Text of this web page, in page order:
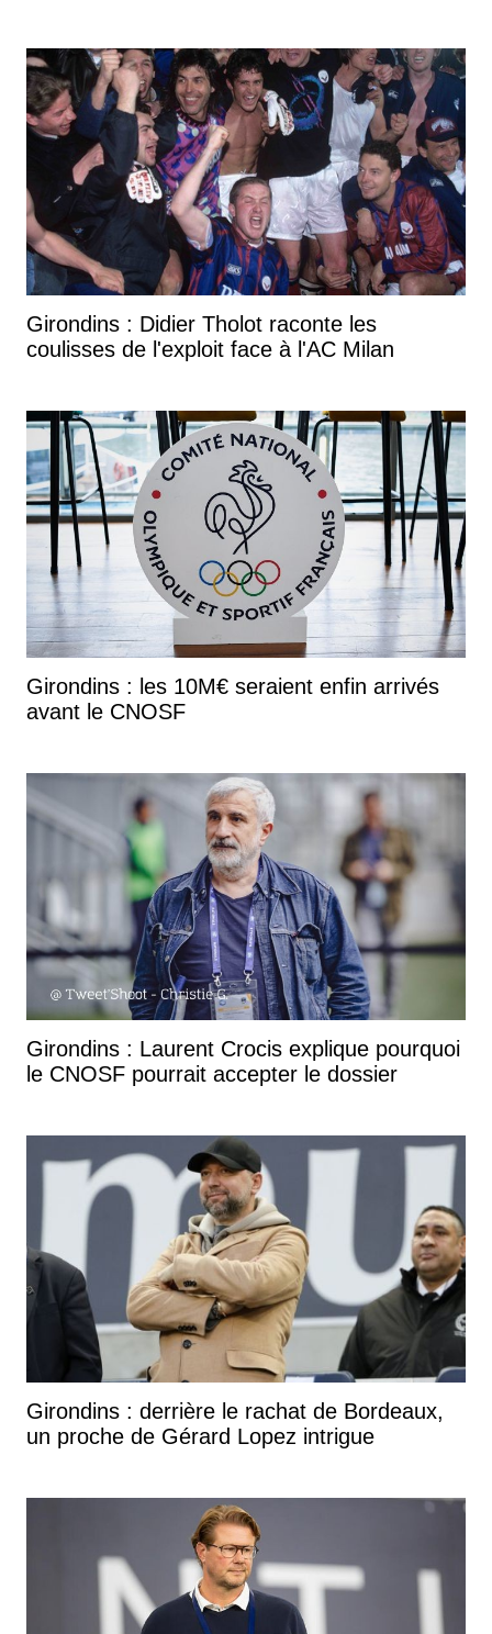
Girondins : Didier Tholot raconte les
coulisses de l'exploit face à l'AC Milan
Girondins : les 10M€ seraient enfin arrivés
avant le CNOSF
Girondins : Laurent Crocis explique pourquoi
le CNOSF pourrait accepter le dossier
Girondins : derrière le rachat de Bordeaux,
un proche de Gérard Lopez intrigue